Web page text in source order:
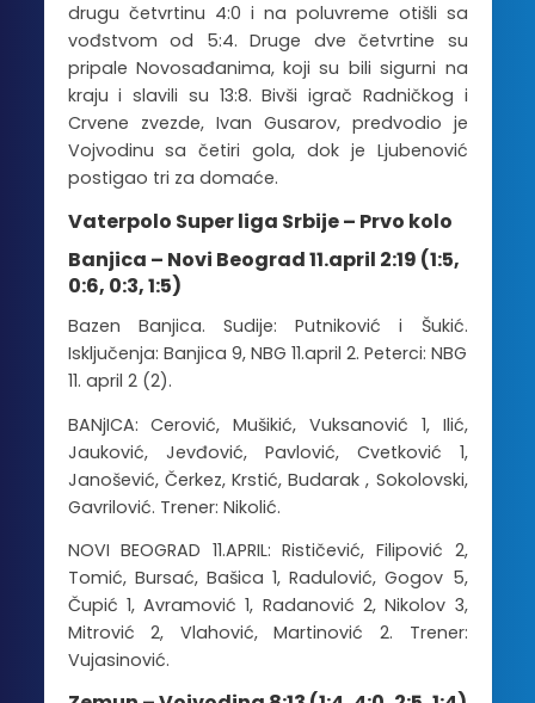
drugu četvrtinu 4:0 i na poluvreme otišli sa
vođstvom od 5:4. Druge dve četvrtine su
pripale Novosađanima, koji su bili sigurni na
kraju i slavili su 13:8. Bivši igrač Radničkog i
Crvene zvezde, Ivan Gusarov, predvodio je
Vojvodinu sa četiri gola, dok je Ljubenović
postigao tri za domaće.
Vaterpolo Super liga Srbije – Prvo kolo
Banjica – Novi Beograd 11.april 2:19 (1:5,
0:6, 0:3, 1:5)
Bazen Banjica. Sudije: Putniković i Šukić.
Isključenja: Banjica 9, NBG 11.april 2. Peterci: NBG
11. april 2 (2).
BANjICA: Cerović, Mušikić, Vuksanović 1, Ilić,
Jauković, Jevđović, Pavlović, Cvetković 1,
Janošević, Čerkez, Krstić, Budarak , Sokolovski,
Gavrilović. Trener: Nikolić.
NOVI BEOGRAD 11.APRIL: Rističević, Filipović 2,
Tomić, Bursać, Bašica 1, Radulović, Gogov 5,
Čupić 1, Avramović 1, Radanović 2, Nikolov 3,
Mitrović 2, Vlahović, Martinović 2. Trener:
Vujasinović.